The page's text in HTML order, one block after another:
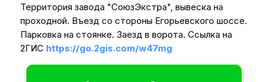
Территория завода "СоюзЭкстра", вывеска на
проходной. Въезд со стороны Егорьевского шоссе.
Парковка на стоянке. Заезд в ворота. Ссылка на
2ГИС https://go.2gis.com/w47mg